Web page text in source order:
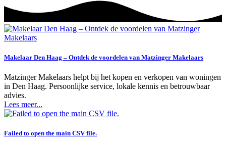
Makelaar Den Haag – Ontdek de voordelen van Matzinger Makelaars
Matzinger Makelaars helpt bij het kopen en verkopen van woningen
in Den Haag. Persoonlijke service, lokale kennis en betrouwbaar
advies.
Lees meer...
Failed to open the main CSV file.